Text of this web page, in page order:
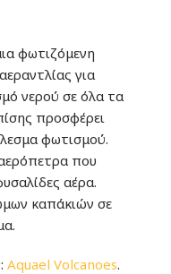
φωτιζόμενη
για
νερού σε όλα τα
προσφέρει
φωτισμού.
που
αέρα.
καπάκιών σε
Αquael Volcanoes.